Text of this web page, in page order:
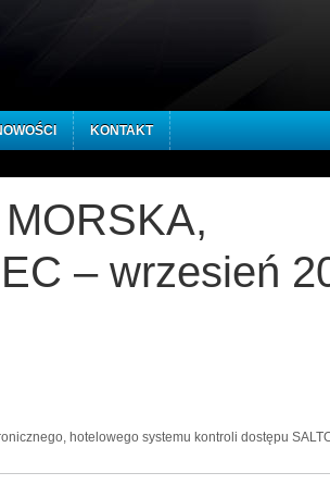
KONTAKT
– wrzesień
hotelowego systemu kontroli dostępu